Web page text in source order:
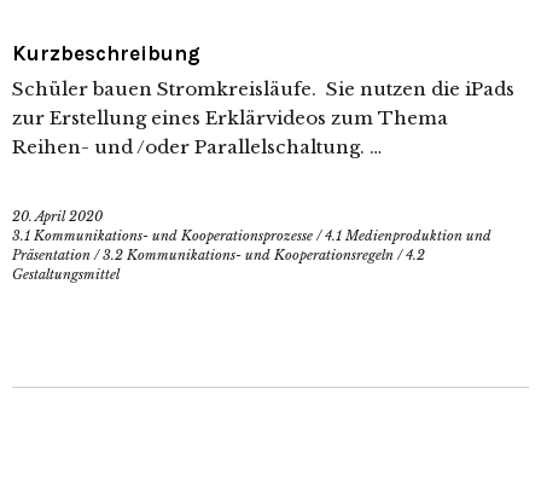
Kurzbeschreibung
Schüler bauen Stromkreisläufe. Sie nutzen die iPads
zur Erstellung eines Erklärvideos zum Thema
Reihen- und /oder Parallelschaltung. …
20. April 2020
3.1 Kommunikations- und Kooperationsprozesse /4.1 Medienproduktion und
Präsentation /3.2 Kommunikations- und Kooperationsregeln /4.2
Gestaltungsmittel